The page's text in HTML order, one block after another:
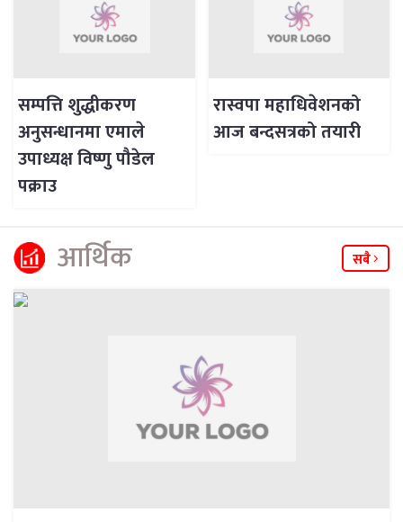
सम्पत्ति शुद्धीकरण
अनुसन्धानमा एमाले
उपाध्यक्ष विष्णु पौडेल
पक्राउ
रास्वपा महाधिवेशनको
आज बन्दसत्रको तयारी
आर्थिक सबै